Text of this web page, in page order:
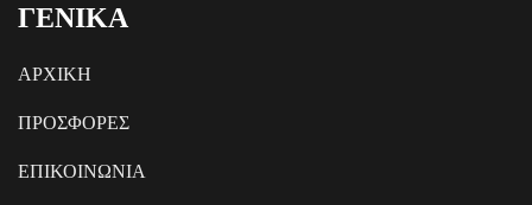
ΓΕΝΙΚΑ
ΑΡΧΙΚΗ
ΠΡΟΣΦΟΡΕΣ
ΕΠΙΚΟΙΝΩΝΙΑ